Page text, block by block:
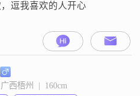
逗我喜欢的人开心
西梧州  |  160cm